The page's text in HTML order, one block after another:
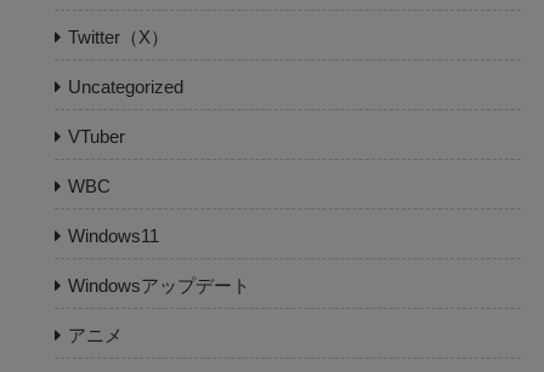
Twitter（X）
Uncategorized
VTuber
WBC
Windows11
Windowsアップデート
アニメ